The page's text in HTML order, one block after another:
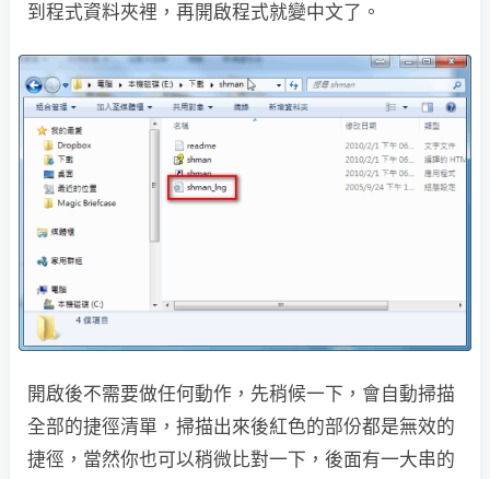
到程式資料夾裡，再開啟程式就變中文了。
開啟後不需要做任何動作，先稍候一下，會自動掃描
全部的捷徑清單，掃描出來後紅色的部份都是無效的
捷徑，當然你也可以稍微比對一下，後面有一大串的